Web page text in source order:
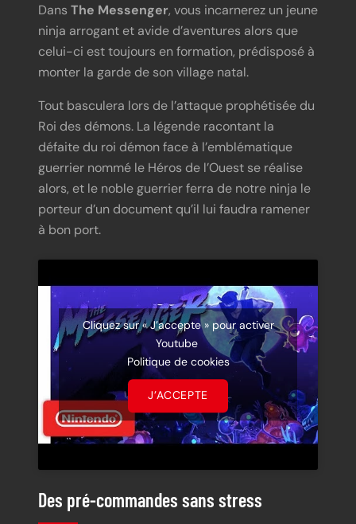
Dans The Messenger, vous incarnerez un jeune
ninja arrogant et avide d’aventures alors que
celui-ci est toujours en formation, prédisposé à
monter la garde de son village natal.
Tout basculera lors de l’attaque prophétisée du
Roi des démons. La légende racontant la
défaite du roi démon face à l’emblématique
guerrier nommé le Héros de l’Ouest se réalise
alors, et le noble guerrier ferra de notre ninja le
porteur d’un document qu’il lui faudra ramener
à bon port.
Cliquez sur « J’accepte » pour activer
Youtube
Politique de cookies
J’ACCEPTE
Des pré-commandes sans stress